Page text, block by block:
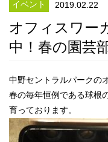
イベント 2019.02.22
オフィスワー
中！春の園芸
中野セントラルパークの
春の毎年恒例である球根